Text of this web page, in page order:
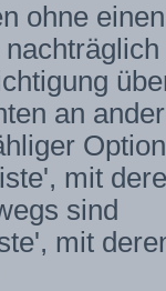
ohne
an
mit
sind
mit